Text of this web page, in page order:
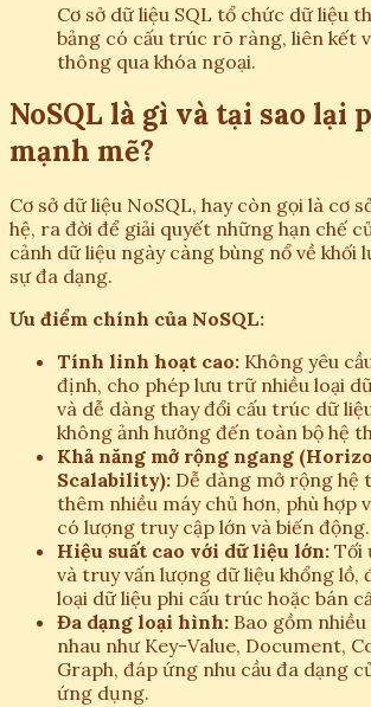
Cơ sở dữ liệu SQL tổ chức dữ liệu
bảng có cấu trúc rõ ràng, liên kết
thông qua khóa ngoại.
NoSQL là gì và tại sao lại
mạnh mẽ?
Cơ sở dữ liệu NoSQL, hay còn gọi là cơ
hệ, ra đời để giải quyết những hạn chế
cảnh dữ liệu ngày càng bùng nổ về khối
sự đa dạng.
Ưu điểm chính của NoSQL:
Tính linh hoạt cao: Không yêu
định, cho phép lưu trữ nhiều loại
và dễ dàng thay đổi cấu trúc dữ
không ảnh hưởng đến toàn bộ hệ
Khả năng mở rộng ngang
Scalability): Dễ dàng mở rộng hệ
thêm nhiều máy chủ hơn, phù hợp
có lượng truy cập lớn và biến động.
Hiệu suất cao với dữ liệu lớn: Tối
và truy vấn lượng dữ liệu khổng lồ,
loại dữ liệu phi cấu trúc hoặc bán
Đa dạng loại hình: Bao gồm
nhau như Key-Value, Document,
Graph, đáp ứng nhu cầu đa dạng
ứng dụng.